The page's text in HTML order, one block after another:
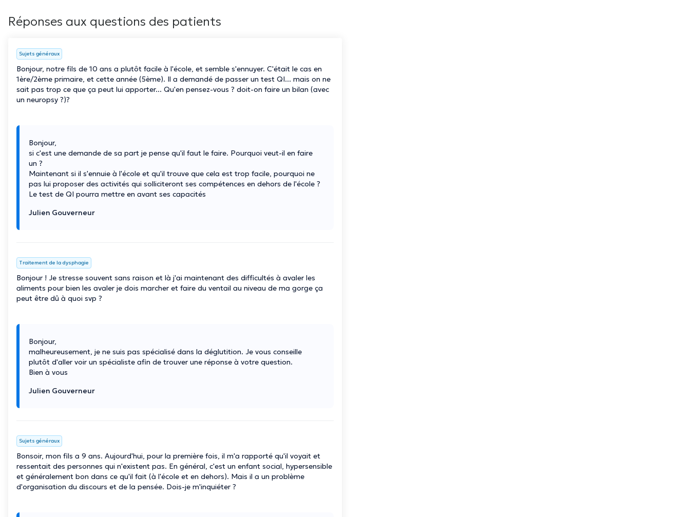
Réponses aux questions des patients
Sujets généraux
Bonjour, notre fils de 10 ans a plutôt facile à l'école, et semble s'ennuyer. C'était le cas en
1ère/2ème primaire, et cette année (5ème). Il a demandé de passer un test QI... mais on ne
sait pas trop ce que ça peut lui apporter... Qu'en pensez-vous ? doit-on faire un bilan (avec
un neuropsy ?)?
Bonjour,
si c'est une demande de sa part je pense qu'il faut le faire. Pourquoi veut-il en faire
un ?
Maintenant si il s'ennuie à l'école et qu'il trouve que cela est trop facile, pourquoi ne
pas lui proposer des activités qui solliciteront ses compétences en dehors de l'école ?
Le test de QI pourra mettre en avant ses capacités
Julien Gouverneur
Traitement de la dysphagie
Bonjour ! Je stresse souvent sans raison et là j'ai maintenant des difficultés à avaler les
aliments pour bien les avaler je dois marcher et faire du ventail au niveau de ma gorge ça
peut être dû à quoi svp ?
Bonjour,
malheureusement, je ne suis pas spécialisé dans la déglutition. Je vous conseille
plutôt d'aller voir un spécialiste afin de trouver une réponse à votre question.
Bien à vous
Julien Gouverneur
Sujets généraux
Bonsoir, mon fils a 9 ans. Aujourd'hui, pour la première fois, il m'a rapporté qu'il voyait et
ressentait des personnes qui n'existent pas. En général, c'est un enfant social, hypersensible
et généralement bon dans ce qu'il fait (à l'école et en dehors). Mais il a un problème
d'organisation du discours et de la pensée. Dois-je m'inquiéter ?